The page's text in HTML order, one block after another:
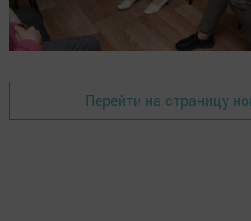
Перейти на страницу